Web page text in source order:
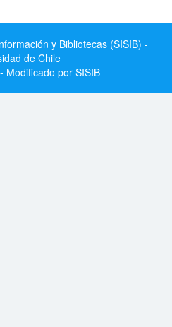
y Bibliotecas (SISIB) -
de Chile
Modificado por SISIB